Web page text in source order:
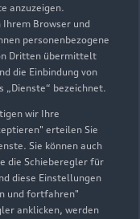
anzuzeigen.
Ihrem Browser und
personenbezogene
Dritten übermittelt
die Einbindung von
bezeichnet.
wir Ihre
erteilen Sie
Sie können auch
die Schieberegler für
diese Einstellungen
und fortfahren"
anklicken, werden